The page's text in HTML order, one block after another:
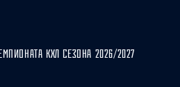
КХЛ СЕЗОНА 2026/2027